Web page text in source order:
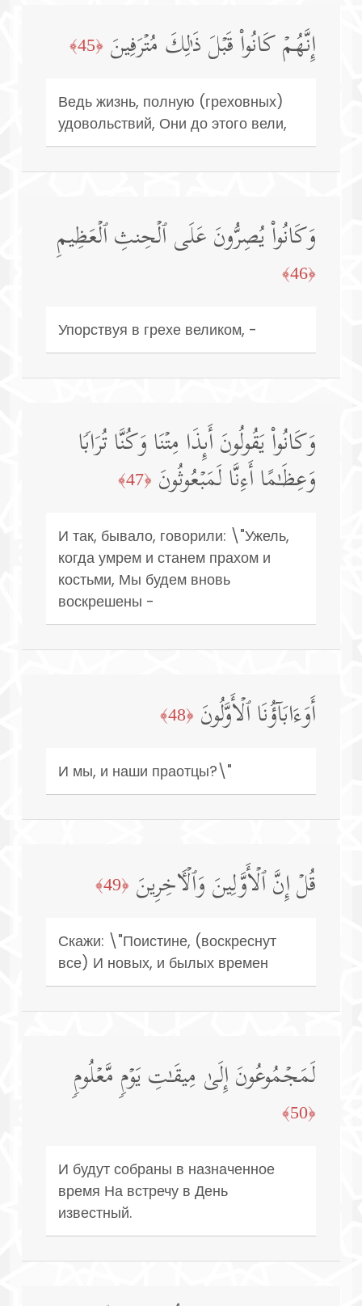
إِنَّهُمۡ كَانُوا۟ قَبۡلَ ذَ ٰ⁠لِكَ مُتۡرَفِینَ ﴿45﴾
Ведь жизнь, полную (греховных)
удовольствий, Они до этого вели,
وَكَانُوا۟ یُصِرُّونَ عَلَى ٱلۡحِنثِ ٱلۡعَظِیمِ
﴿46﴾
Упорствуя в грехе великом, -
وَكَانُوا۟ یَقُولُونَ أَىِٕذَا مِتۡنَا وَكُنَّا تُرَابࣰا
وَعِظَـٰمًا أَءِنَّا لَمَبۡعُوثُونَ ﴿47﴾
И так, бывало, говорили: \"Ужель,
когда умрем и станем прахом и
костьми, Мы будем вновь
воскрешены -
أَوَءَابَاۤؤُنَا ٱلۡأَوَّلُونَ ﴿48﴾
И мы, и наши праотцы?\"
قُلۡ إِنَّ ٱلۡأَوَّلِینَ وَٱلۡـَٔاخِرِینَ ﴿49﴾
Скажи: \"Поистине, (воскреснут
все) И новых, и былых времен
لَمَجۡمُوعُونَ إِلَىٰ مِیقَـٰتِ یَوۡمࣲ مَّعۡلُومࣲ
﴿50﴾
И будут собраны в назначенное
время На встречу в День
известный.